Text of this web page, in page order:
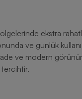
ekstra
ve günlük
ve modern